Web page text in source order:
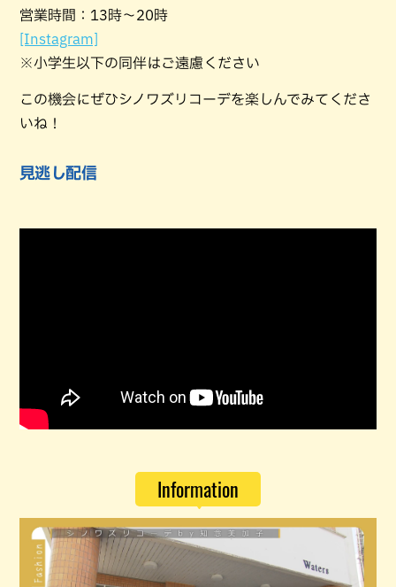
営業時間：13時～20時
[Instagram]
※小学生以下の同伴はご遠慮ください
この機会にぜひシノワズリコーデを楽しんでみてくださ
いね！
見逃し配信
Information